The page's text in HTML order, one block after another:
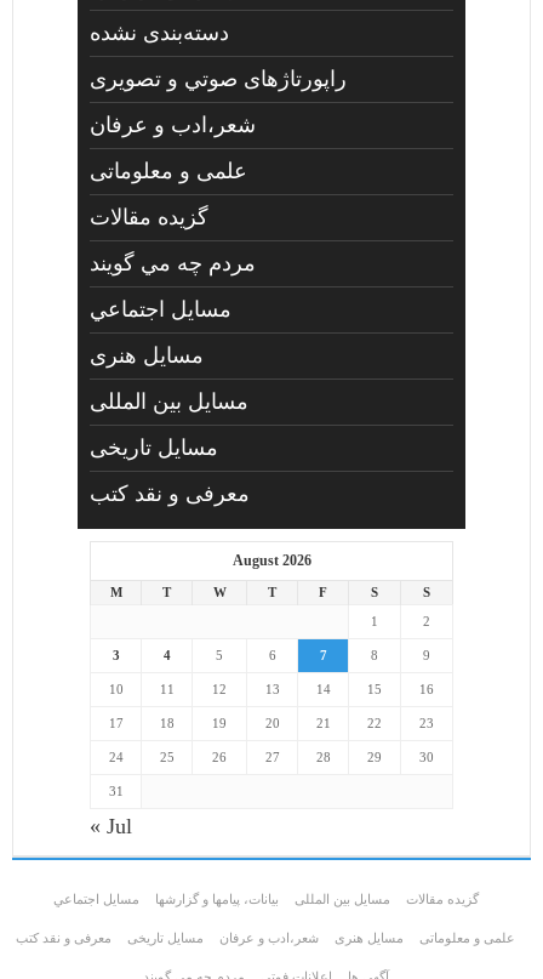
دسته‌بندی نشده
راپورتاژهای صوتي و تصويری
شعر،ادب و عرفان
علمی و معلوماتی
گزیده مقالات
مردم چه مي گويند
مسايل اجتماعي
مسايل هنری
مسایل بین المللی
مسایل تاریخی
معرفی و نقد کتب
August 2026
M T W T F S
S
1
2
3 4 5 6 7 8 9
10 11 12 13 14 15 16
17 18 19 20 21 22 23
24 25 26 27 28 29 30
31
« Jul
گزیده مقالات مسایل بین المللی بیانات، پیامها و گزارشها مسايل اجتماعي
علمی و معلوماتی مسايل هنری شعر،ادب و عرفان مسایل تاریخی معرفی و نقد کتب
آگهی ها اعلانات فوتی مردم چه مي گويند